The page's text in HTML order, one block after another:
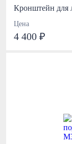
Кронштейн для
Цена
4 400 ₽